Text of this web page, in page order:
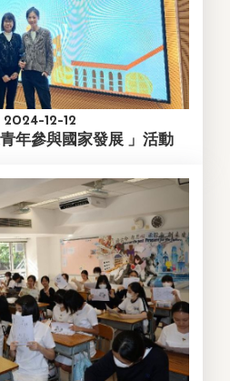
2024-12-12
青年參與國家發展 」活動